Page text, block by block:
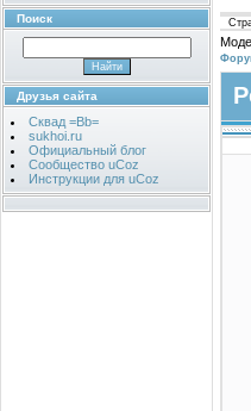
Поиск
Друзья сайта
Сквад =Bb=
sukhoi.ru
Официальный блог
Сообщество uCoz
Инструкции для uCoz